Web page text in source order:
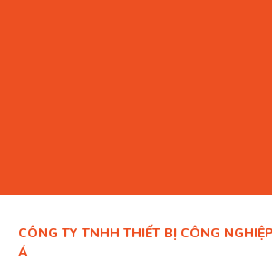
CÔNG TY TNHH THIẾT BỊ CÔNG
Á